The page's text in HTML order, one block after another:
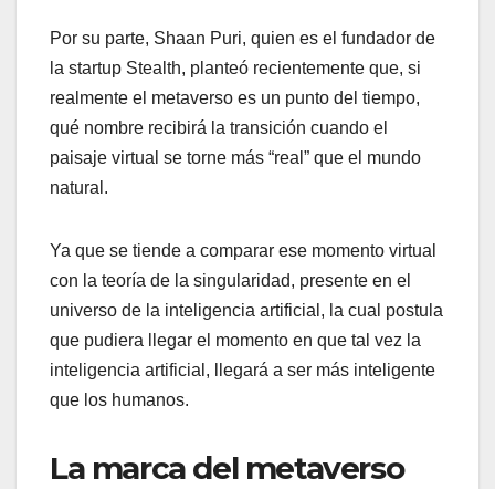
Por su parte, Shaan Puri, quien es el fundador de
la startup Stealth, planteó recientemente que, si
realmente el metaverso es un punto del tiempo,
qué nombre recibirá la transición cuando el
paisaje virtual se torne más “real” que el mundo
natural.
Ya que se tiende a comparar ese momento virtual
con la teoría de la singularidad, presente en el
universo de la inteligencia artificial, la cual postula
que pudiera llegar el momento en que tal vez la
inteligencia artificial, llegará a ser más inteligente
que los humanos.
La marca del metaverso